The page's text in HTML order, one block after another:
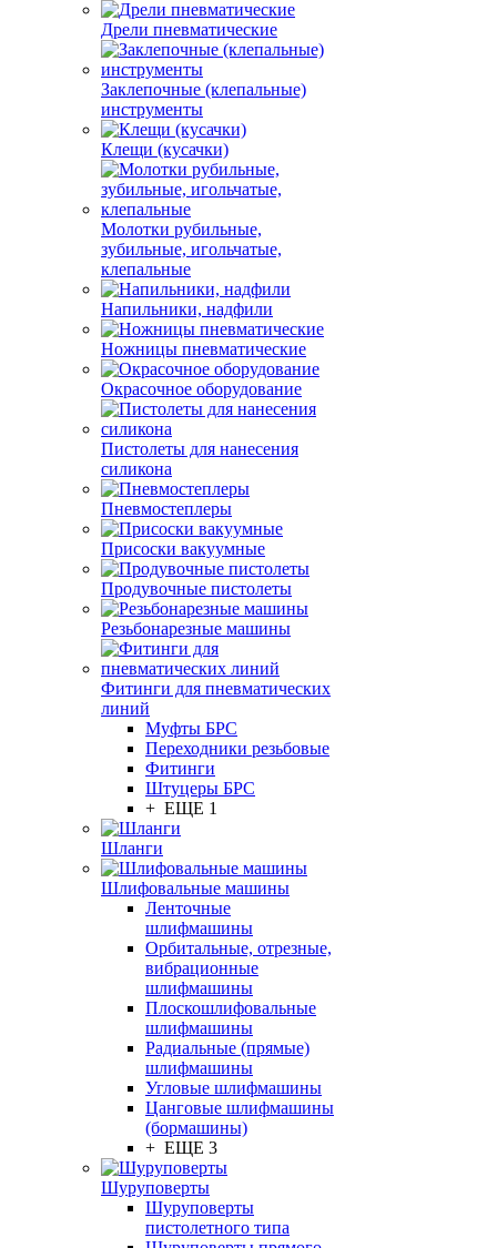
Дрели пневматические
Заклепочные (клепальные)
инструменты
Клещи (кусачки)
Молотки рубильные,
зубильные, игольчатые,
клепальные
Напильники, надфили
Ножницы пневматические
Окрасочное оборудование
Пистолеты для нанесения
силикона
Пневмостеплеры
Присоски вакуумные
Продувочные пистолеты
Резьбонарезные машины
Фитинги для пневматических
линий
Муфты БРС
Переходники резьбовые
Фитинги
Штуцеры БРС
+ ЕЩЕ 1
Шланги
Шлифовальные машины
Ленточные
шлифмашины
Орбитальные, отрезные,
вибрационные
шлифмашины
Плоскошлифовальные
шлифмашины
Радиальные (прямые)
шлифмашины
Угловые шлифмашины
Цанговые шлифмашины
(бормашины)
+ ЕЩЕ 3
Шуруповерты
Шуруповерты
пистолетного типа